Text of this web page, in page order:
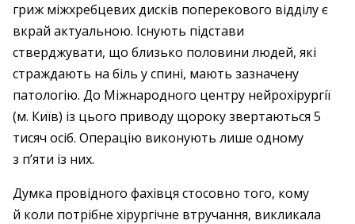
гриж міжхребцевих дисків поперекового відділу є
вкрай актуальною. Існують підстави
стверджувати, що близько половини людей, які
страждають на біль у спині, мають зазначену
патологію. До Міжнародного центру нейрохірургії
(м. Київ) із цього приводу щороку звертаються 5
тисяч осіб. Операцію виконують лише одному
з п’яти із них.
Думка провідного фахівця стосовно того, кому
й коли потрібне хірургічне втручання, викликала